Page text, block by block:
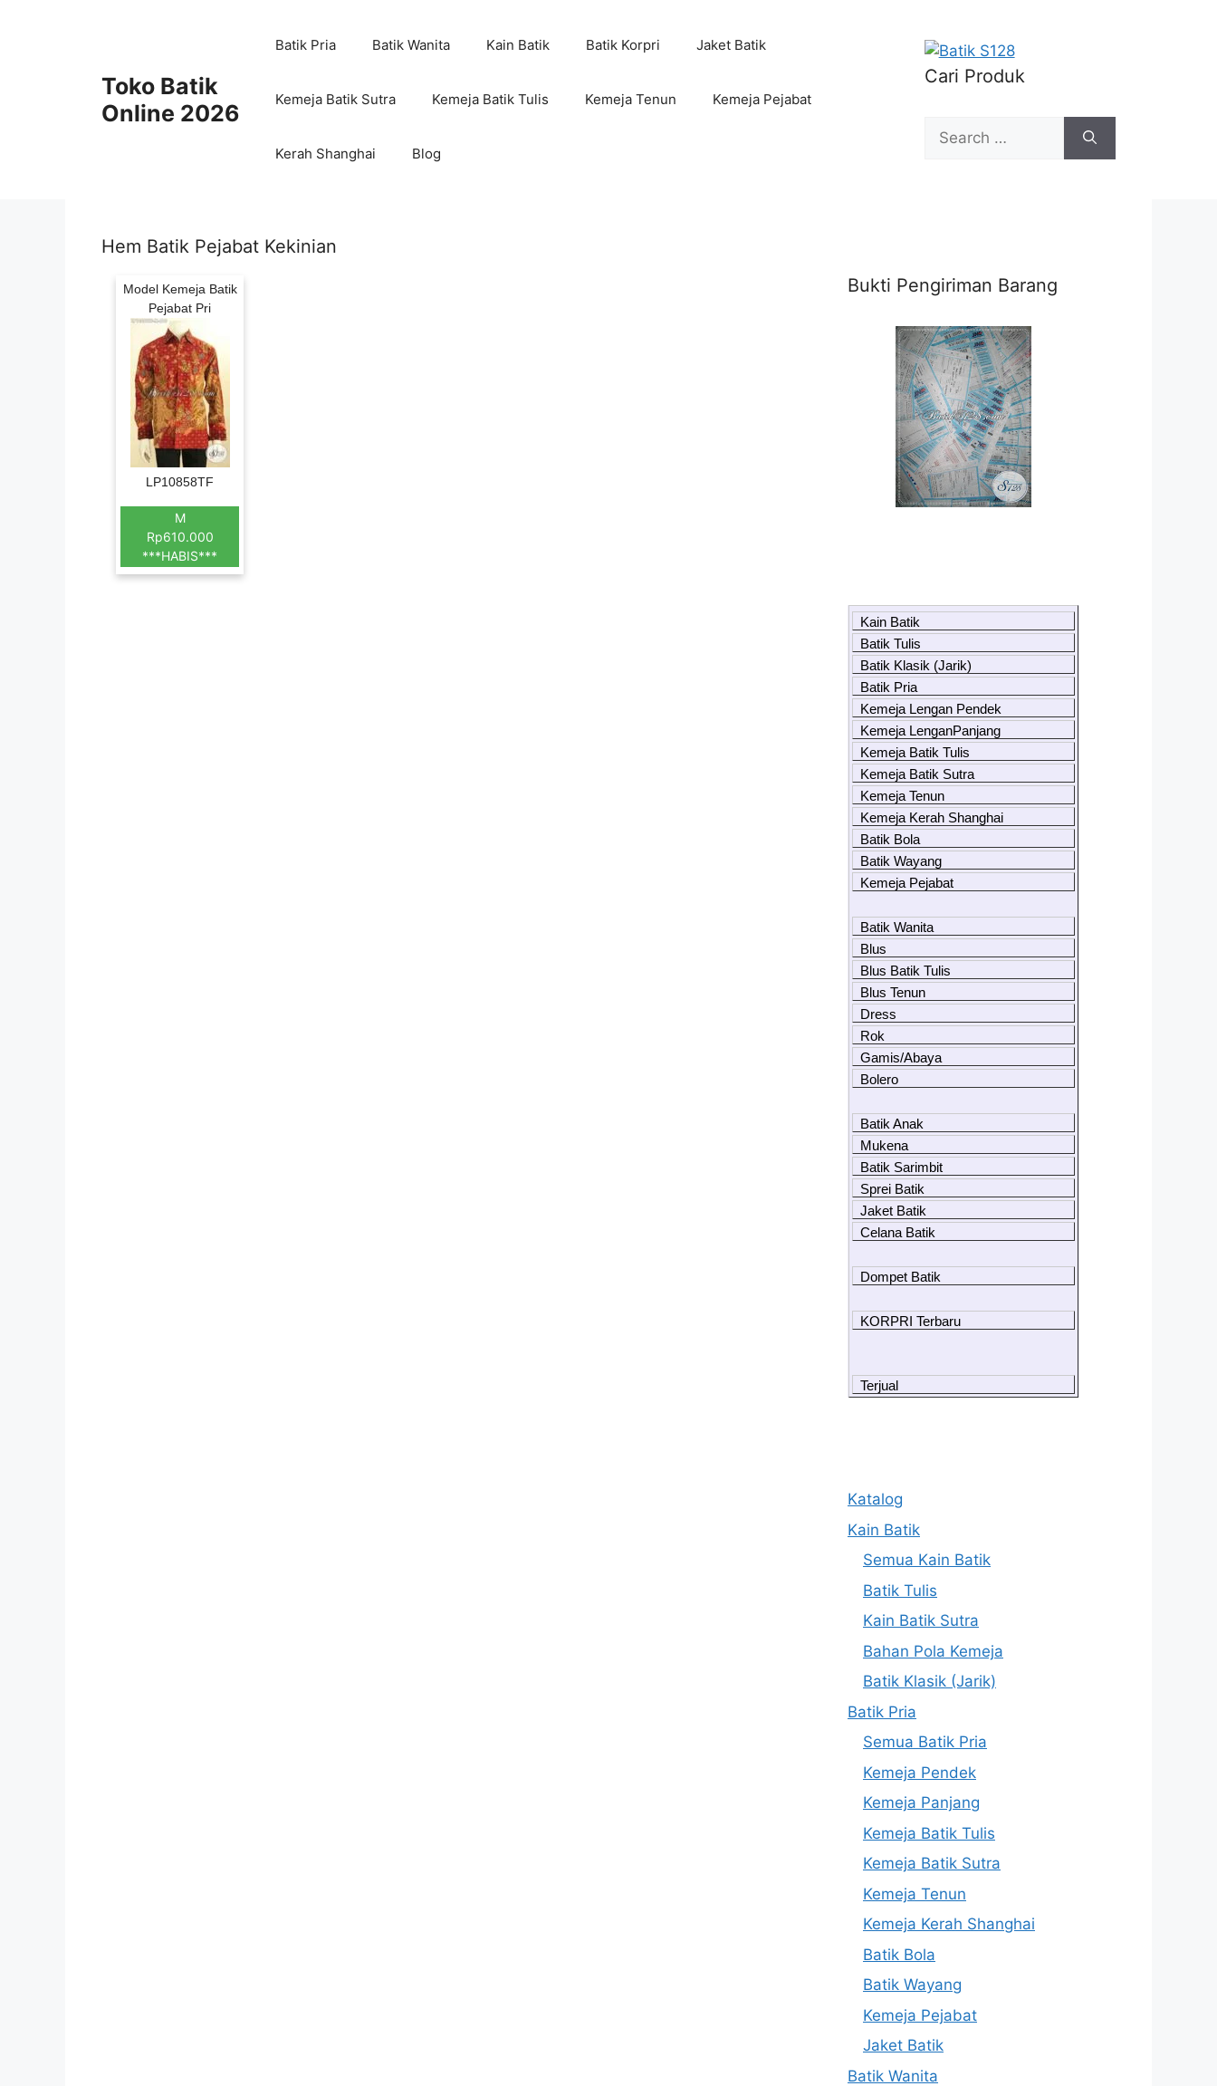
Toko Batik
Online 2026
Batik Pria Batik Wanita Kain Batik Batik Korpri Jaket Batik
Kemeja Batik Sutra Kemeja Batik Tulis Kemeja Tenun Kemeja Pejabat
Kerah Shanghai Blog
Cari Produk
Search
for:
Hem Batik Pejabat Kekinian
Model Kemeja Batik
Pejabat Pri
LP10858TF
M
Rp610.000
***HABIS***
Bukti Pengiriman Barang
Kain Batik
Batik Tulis
Batik Klasik (Jarik)
Batik Pria
Kemeja Lengan Pendek
Kemeja LenganPanjang
Kemeja Batik Tulis
Kemeja Batik Sutra
Kemeja Tenun
Kemeja Kerah Shanghai
Batik Bola
Batik Wayang
Kemeja Pejabat
Batik Wanita
Blus
Blus Batik Tulis
Blus Tenun
Dress
Rok
Gamis/Abaya
Bolero
Batik Anak
Mukena
Batik Sarimbit
Sprei Batik
Jaket Batik
Celana Batik
Dompet Batik
KORPRI Terbaru
Terjual
Katalog
Kain Batik
Semua Kain Batik
Batik Tulis
Kain Batik Sutra
Bahan Pola Kemeja
Batik Klasik (Jarik)
Batik Pria
Semua Batik Pria
Kemeja Pendek
Kemeja Panjang
Kemeja Batik Tulis
Kemeja Batik Sutra
Kemeja Tenun
Kemeja Kerah Shanghai
Batik Bola
Batik Wayang
Kemeja Pejabat
Jaket Batik
Batik Wanita